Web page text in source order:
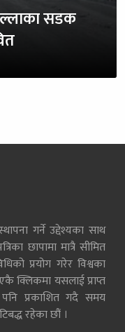
सडक
गर्ने उद्देश्यका साथ
छापामा मात्रै सीमित
प्रयोग गरेर विश्वका
क्लिकमा यसलाई प्राप्त
प्रकाशित गदै समय
रहेका छौं ।